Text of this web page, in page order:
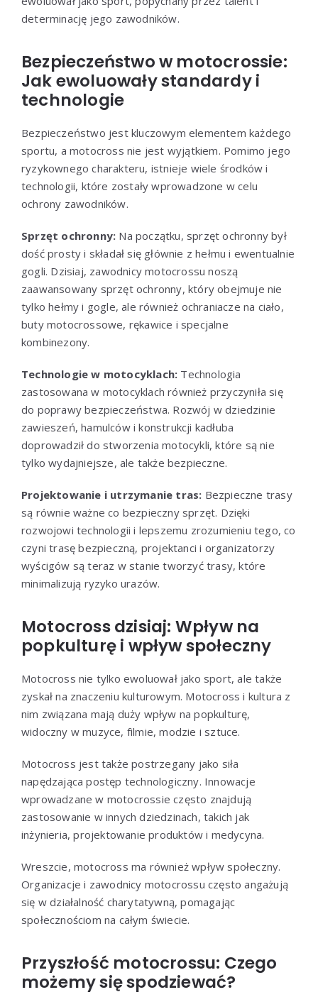
determinację jego zawodników.
Bezpieczeństwo w motocrossie:
Jak ewoluowały standardy i
technologie
Bezpieczeństwo jest kluczowym elementem każdego
sportu, a motocross nie jest wyjątkiem. Pomimo jego
ryzykownego charakteru, istnieje wiele środków i
technologii, które zostały wprowadzone w celu
ochrony zawodników.
Sprzęt ochronny: Na początku, sprzęt ochronny był
dość prosty i składał się głównie z hełmu i ewentualnie
gogli. Dzisiaj, zawodnicy motocrossu noszą
zaawansowany sprzęt ochronny, który obejmuje nie
tylko hełmy i gogle, ale również ochraniacze na ciało,
buty motocrossowe, rękawice i specjalne
kombinezony.
Technologie w motocyklach: Technologia
zastosowana w motocyklach również przyczyniła się
do poprawy bezpieczeństwa. Rozwój w dziedzinie
zawieszeń, hamulców i konstrukcji kadłuba
doprowadził do stworzenia motocykli, które są nie
tylko wydajniejsze, ale także bezpieczne.
Projektowanie i utrzymanie tras: Bezpieczne trasy
są równie ważne co bezpieczny sprzęt. Dzięki
rozwojowi technologii i lepszemu zrozumieniu tego, co
czyni trasę bezpieczną, projektanci i organizatorzy
wyścigów są teraz w stanie tworzyć trasy, które
minimalizują ryzyko urazów.
Motocross dzisiaj: Wpływ na
popkulturę i wpływ społeczny
Motocross nie tylko ewoluował jako sport, ale także
zyskał na znaczeniu kulturowym. Motocross i kultura z
nim związana mają duży wpływ na popkulturę,
widoczny w muzyce, filmie, modzie i sztuce.
Motocross jest także postrzegany jako siła
napędzająca postęp technologiczny. Innowacje
wprowadzane w motocrossie często znajdują
zastosowanie w innych dziedzinach, takich jak
inżynieria, projektowanie produktów i medycyna.
Wreszcie, motocross ma również wpływ społeczny.
Organizacje i zawodnicy motocrossu często angażują
się w działalność charytatywną, pomagając
społecznościom na całym świecie.
Przyszłość motocrossu: Czego
możemy się spodziewać?